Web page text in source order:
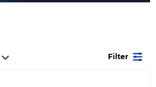
Filter